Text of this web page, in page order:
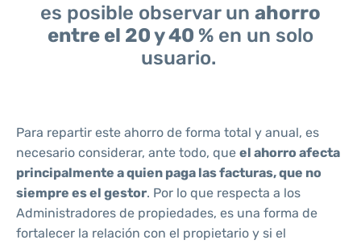
es posible observar un ahorro
entre el 20 y 40 % en un solo
usuario.
Para repartir este ahorro de forma total y anual, es
necesario considerar, ante todo, que el ahorro afecta
principalmente a quien paga las facturas, que no
siempre es el gestor. Por lo que respecta a los
Administradores de propiedades, es una forma de
fortalecer la relación con el propietario y si el